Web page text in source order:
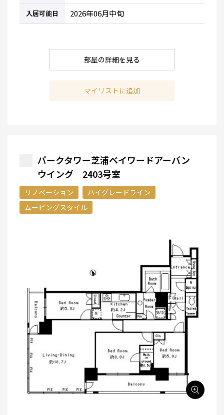
入居可能日 2026年06月中旬
部屋の詳細を見る
マイリストに追加
パークタワー芝浦ベイワードアーバン
ウイング 2403号室
リノベーション
ハイグレードライン
ムービングスタイル